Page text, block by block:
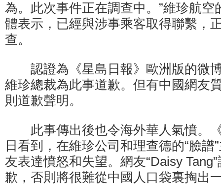
為。此次事件正在調查中。”維珍航空
體表示，已經與涉事乘客取得聯繫，
查。
認證為《星島日報》歐洲版的微
維珍總裁為此事道歉。但有中國網友
則道歉聲明。
此事傳出後也令海外華人氣憤。
日看到，在維珍公司和理查德的“臉譜
友表達憤怒和失望。網友“Daisy
歉，否則將很難從中國人口袋裏掏出